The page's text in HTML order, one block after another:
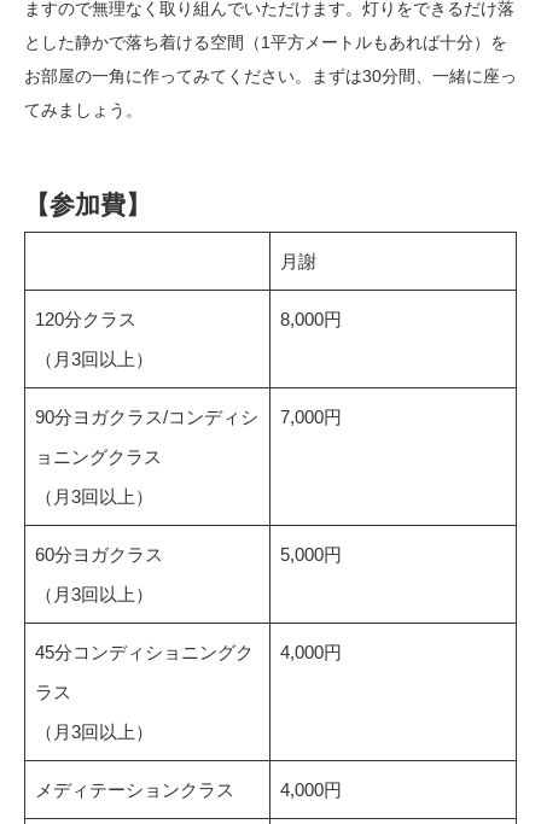
ますので無理なく取り組んでいただけます。灯りをできるだけ落
とした静かで落ち着ける空間（1平方メートルもあれば十分）を
お部屋の一角に作ってみてください。まずは30分間、一緒に座っ
てみましょう。
【参加費】
月謝
120分クラス
（月3回以上）
8,000円
90分ヨガクラス/コンディシ
ョニングクラス
（月3回以上）
7,000円
60分ヨガクラス
（月3回以上）
5,000円
45分コンディショニングク
ラス
（月3回以上）
4,000円
メディテーションクラス 4,000円